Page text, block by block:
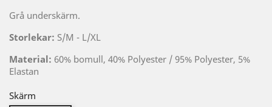
Grå underskärm.
Storlekar: S/M - L/XL
Material: 60% bomull, 40% Polyester / 95% Polyester, 5%
Elastan
Skärm